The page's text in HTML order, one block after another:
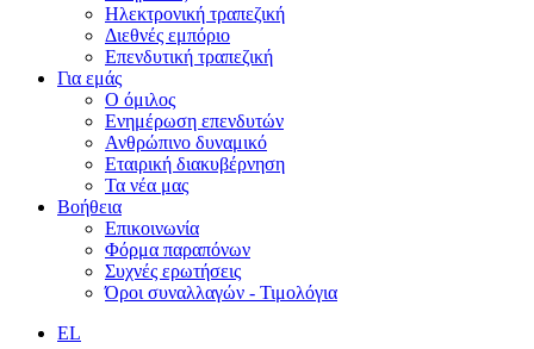
Ηλεκτρονική τραπεζική
Διεθνές εμπόριο
Επενδυτική τραπεζική
Για εμάς
Ο όμιλος
Ενημέρωση επενδυτών
Ανθρώπινο δυναμικό
Εταιρική διακυβέρνηση
Τα νέα μας
Βοήθεια
Επικοινωνία
Φόρμα παραπόνων
Συχνές ερωτήσεις
Όροι συναλλαγών - Τιμολόγια
EL